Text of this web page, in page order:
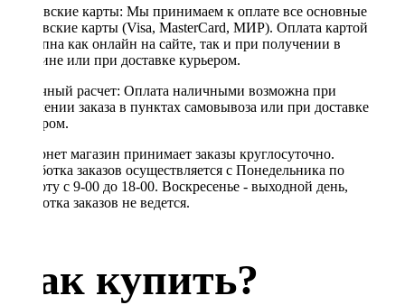
Банковские карты: Мы принимаем к оплате все основные
банковские карты (Visa, MasterCard, МИР). Оплата картой
доступна как онлайн на сайте, так и при получении в
магазине или при доставке курьером.
Наличный расчет: Оплата наличными возможна при
получении заказа в пунктах самовывоза или при доставке
курьером.
Интернет магазин принимает заказы круглосуточно.
Обработка заказов осуществляется с Понедельника по
Субботу с 9-00 до 18-00. Воскресенье - выходной день,
обработка заказов не ведется.
Как купить?